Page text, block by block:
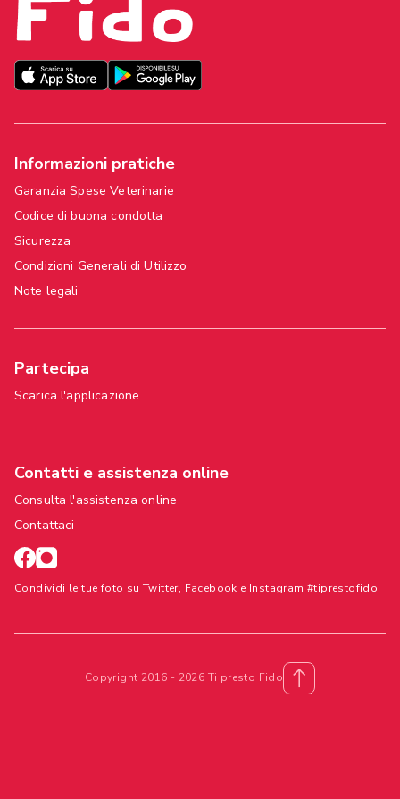
Informazioni pratiche
Garanzia Spese Veterinarie
Codice di buona condotta
Sicurezza
Condizioni Generali di Utilizzo
Note legali
Partecipa
Scarica l'applicazione
Contatti e assistenza online
Consulta l'assistenza online
Contattaci
Condividi le tue foto su Twitter, Facebook e Instagram #tiprestofido
Copyright 2016 - 2026 Ti presto Fido